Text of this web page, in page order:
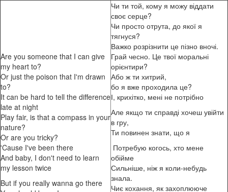
Are you someone that I can give
my heart to?
Or just the poison that I'm drawn
to?
It can be hard to tell the difference
late at night
Play fair, is that a compass in your
nature?
Or are you tricky?
'Cause I've been there
And baby, I don't need to learn
my lesson twice
But if you really wanna go there
Чи ти той, кому я можу віддати
своє серце?
Чи просто отрута, до якої я
тягнуся?
Важко розрізнити це пізно вночі.
Грай чесно. Це твої моральні
орієнтири?
Або ж ти хитрий,
бо я вже проходила це?
І, крихітко, мені не потрібно
Але якщо ти справді хочеш увійти
в гру,
Ти повинен знати, що я
Потребую когось, хто мене
обійме
Сильніше, ніж я коли-небудь
знала.
Чиє кохання, як захоплююче